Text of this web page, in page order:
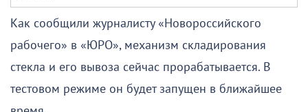
Как сообщили журналисту «Новороссийского
рабочего» в «ЮРО», механизм складирования
стекла и его вывоза сейчас прорабатывается. В
тестовом режиме он будет запущен в ближайшее